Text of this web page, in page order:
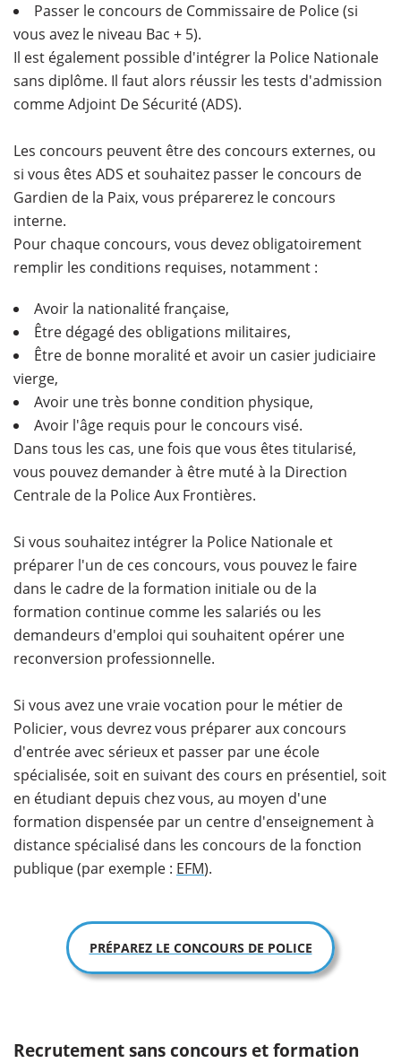
Passer le concours de Commissaire de Police (si
vous avez le niveau Bac + 5).
Il est également possible d'intégrer la Police Nationale
sans diplôme. Il faut alors réussir les tests d'admission
comme Adjoint De Sécurité (ADS).
Les concours peuvent être des concours externes, ou
si vous êtes ADS et souhaitez passer le concours de
Gardien de la Paix, vous préparerez le concours
interne.
Pour chaque concours, vous devez obligatoirement
remplir les conditions requises, notamment :
Avoir la nationalité française,
Être dégagé des obligations militaires,
Être de bonne moralité et avoir un casier judiciaire
vierge,
Avoir une très bonne condition physique,
Avoir l'âge requis pour le concours visé.
Dans tous les cas, une fois que vous êtes titularisé,
vous pouvez demander à être muté à la Direction
Centrale de la Police Aux Frontières.
Si vous souhaitez intégrer la Police Nationale et
préparer l'un de ces concours, vous pouvez le faire
dans le cadre de la formation initiale ou de la
formation continue comme les salariés ou les
demandeurs d'emploi qui souhaitent opérer une
reconversion professionnelle.
Si vous avez une vraie vocation pour le métier de
Policier, vous devrez vous préparer aux concours
d'entrée avec sérieux et passer par une école
spécialisée, soit en suivant des cours en présentiel, soit
en étudiant depuis chez vous, au moyen d'une
formation dispensée par un centre d'enseignement à
distance spécialisé dans les concours de la fonction
publique (par exemple : EFM).
PRÉPAREZ LE CONCOURS DE POLICE
Recrutement sans concours et formation